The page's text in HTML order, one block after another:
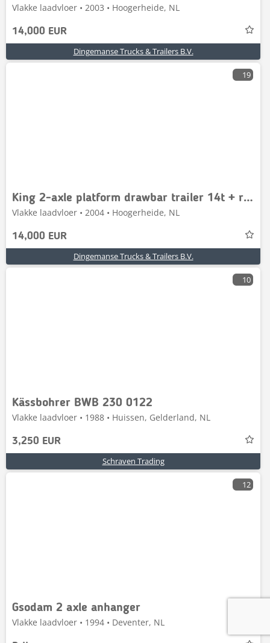
Vlakke laadvloer • 2003 • Hoogerheide, NL
14,000 EUR
Dingemanse Trucks & Trailers B.V.
19
King 2-axle platform drawbar trailer 14t + ramps
Vlakke laadvloer • 2004 • Hoogerheide, NL
14,000 EUR
Dingemanse Trucks & Trailers B.V.
10
Kässbohrer BWB 230 0122
Vlakke laadvloer • 1988 • Huissen, Gelderland, NL
3,250 EUR
Schraven Trading
12
Gsodam 2 axle anhanger
Vlakke laadvloer • 1994 • Deventer, NL